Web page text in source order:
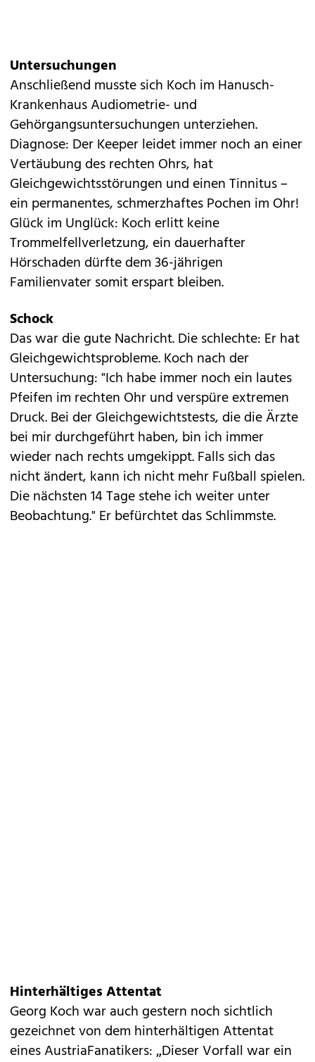
Untersuchungen
Anschließend musste sich Koch im Hanusch-
Krankenhaus Audiometrie- und
Gehörgangsuntersuchungen unterziehen.
Diagnose: Der Keeper leidet immer noch an einer
Vertäubung des rechten Ohrs, hat
Gleichgewichtsstörungen und einen Tinnitus –
ein permanentes, schmerzhaftes Pochen im Ohr!
Glück im Unglück: Koch erlitt keine
Trommelfellverletzung, ein dauerhafter
Hörschaden dürfte dem 36-jährigen
Familienvater somit erspart bleiben.
Schock
Das war die gute Nachricht. Die schlechte: Er hat
Gleichgewichtsprobleme. Koch nach der
Untersuchung: "Ich habe immer noch ein lautes
Pfeifen im rechten Ohr und verspüre extremen
Druck. Bei der Gleichgewichtstests, die die Ärzte
bei mir durchgeführt haben, bin ich immer
wieder nach rechts umgekippt. Falls sich das
nicht ändert, kann ich nicht mehr Fußball spielen.
Die nächsten 14 Tage stehe ich weiter unter
Beobachtung." Er befürchtet das Schlimmste.
Hinterhältiges Attentat
Georg Koch war auch gestern noch sichtlich
gezeichnet von dem hinterhältigen Attentat
eines Austria­Fanatikers: „Dieser Vorfall war ein